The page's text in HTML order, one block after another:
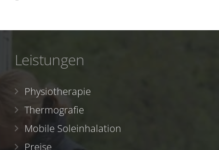
Leistungen
Physiotherapie
Thermografie
Mobile Soleinhalation
Preise